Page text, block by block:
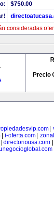
$750.00
consideradas
Precio
|
| i-oferta.com|
directoriousa.com